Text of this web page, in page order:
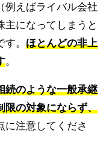
例えばライバル会社
主になってしまうと
。 ほとんどの非上
。
続のような一般承継
限の対象にならず、
に注意してくださ